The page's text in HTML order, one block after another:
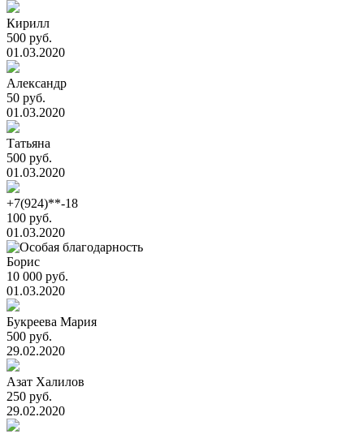
Кирилл
500 руб.
01.03.2020
Александр
50 руб.
01.03.2020
Татьяна
500 руб.
01.03.2020
+7(924)**-18
100 руб.
01.03.2020
Борис
10 000 руб.
01.03.2020
Букреева Мария
500 руб.
29.02.2020
Азат Халилов
250 руб.
29.02.2020